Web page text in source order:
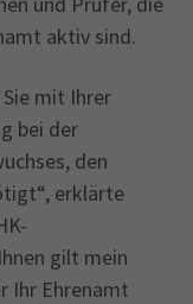
aktiv sind.
mit Ihrer
bei der
den
erklärte
gilt mein
Ihr Ehrenamt